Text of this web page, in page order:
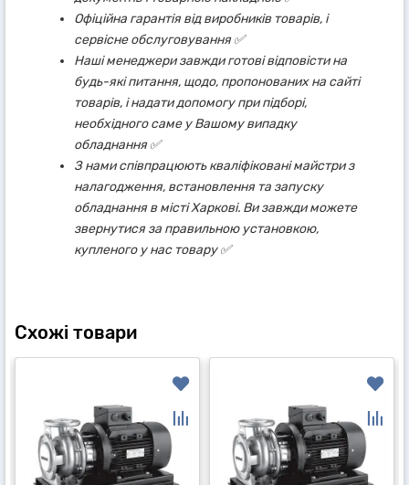
Офіційна гарантія від виробників товарів, і
сервісне обслуговування ✅
Наші менеджери завжди готові відповісти на
будь-які питання, щодо, пропонованих на сайті
товарів, і надати допомогу при підборі,
необхідного саме у Вашому випадку
обладнання ✅
З нами співпрацюють кваліфіковані майстри з
налагодження, встановлення та запуску
обладнання в місті Харкові. Ви завжди можете
звернутися за правильною установкою,
купленого у нас товару ✅
Схожі товари